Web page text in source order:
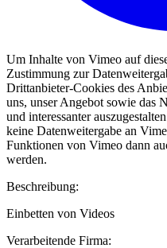
Um Inhalte von Vimeo auf
Zustimmung zur
Drittanbieter-Cookies des
uns, unser Angebot sowie das
und interessanter
keine Datenweitergabe an
Funktionen von Vimeo dann
werden.
Beschreibung:
Einbetten von Videos
Verarbeitende Firma: